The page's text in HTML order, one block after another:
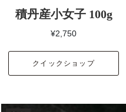
積丹産小女子 100g
¥2,750
クイックショップ